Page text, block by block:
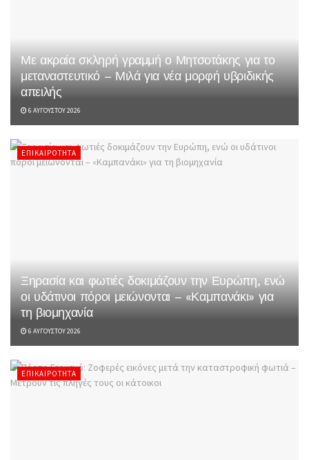
Με ακραία σκληρή γραμμή ο Μητσοτάκης για το
μεταναστευτικό – Μιλά για νέα μορφή υβριδικής
απειλής
6 ΑΥΓΟΎΣΤΟΥ 2026
ΕΠΙΚΑΙΡΌΤΗΤΑ
Ξηρασία και φωτιές δοκιμάζουν την Ευρώπη, ενώ
οι υδάτινοι πόροι μειώνονται – «Καμπανάκι» για
τη βιομηχανία
6 ΑΥΓΟΎΣΤΟΥ 2026
ΕΠΙΚΑΙΡΌΤΗΤΑ